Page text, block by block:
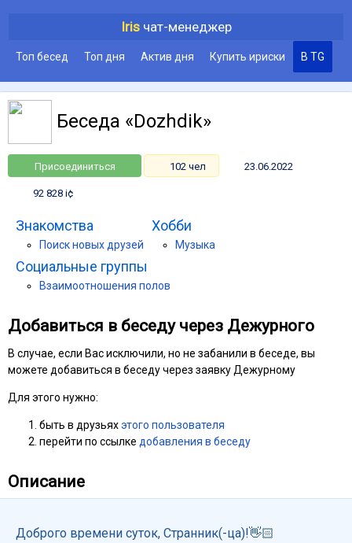
Irisчат-менеджер
Топ бесед Топ дня Актив дня Купить ириски В TG
Беседа «Dozhdik»
Присоединиться 102 чел 23.06.2022
92 828 i¢
Знакомства
Поиск новых друзей
Хобби
Музыка
Социальные группы
Взаимоотношения полов
Добавиться в беседу через Дежурного
В случае, если Вас исключили, но не забанили в беседе, вы
можете добавиться в беседу через заявку Дежурному
Для этого нужно:
быть в друзьяхэтого пользователя
перейти по ссылке добавления в беседу
Описание
Доброго времени суток, Странник(-ца)!👋🏻